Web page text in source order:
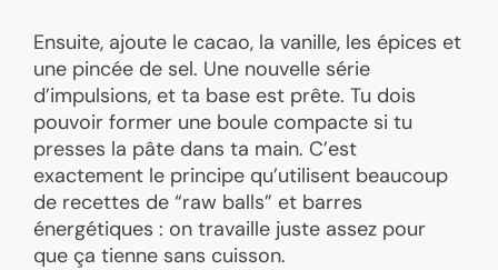
Ensuite, ajoute le cacao, la vanille, les épices et
une pincée de sel. Une nouvelle série
d’impulsions, et ta base est prête. Tu dois
pouvoir former une boule compacte si tu
presses la pâte dans ta main. C’est
exactement le principe qu’utilisent beaucoup
de recettes de “raw balls” et barres
énergétiques : on travaille juste assez pour
que ça tienne sans cuisson.